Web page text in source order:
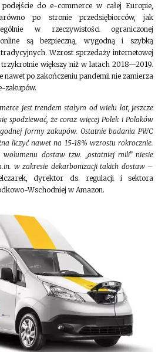
podejście do e-commerce w całej Europie,
po stronie przedsiębiorców, jak
w rzeczywistości ograniczonej
są bezpieczną, wygodną i szybką
Wzrost sprzedaży internetowej
większy niż̇ w latach 2018—2019.
nawet po zakończeniu pandemii nie zamierza
zakupów.
jest trendem stałym od wielu lat, jeszcze
spodziewać, że coraz więcej Polek i Polaków
formy zakupów. Ostatnie badania PWC
liczyć nawet na 15-18% wzrostu rokrocznie.
dostaw tzw. „ostatniej mili” niesie
w zakresie dekarbonizacji takich dostaw–
dyrektor ds. regulacji i sektora
Wschodniej w Amazon.